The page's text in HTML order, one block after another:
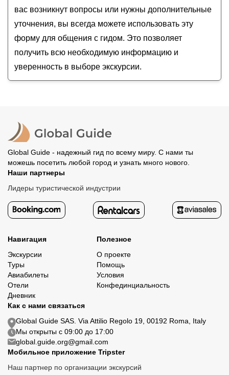
вас возникнут вопросы или нужны дополнительные
уточнения, вы всегда можете использовать эту
форму для общения с гидом. Это позволяет
получить всю необходимую информацию и
уверенность в выборе экскурсии.
Global Guide - надежный гид по всему миру. С нами ты
можешь посетить любой город и узнать много нового.
Наши партнеры
Лидеры туристической индустрии
Навигация
Экскурсии
Туры
Авиабилеты
Отели
Дневник
Полезное
О проекте
Помощь
Условия
Конфединциальность
Как с нами связаться
Global Guide SAS. Via Attilio Regolo 19, 00192 Roma, Italy
Мы открыты с 09:00 до 17:00
global.guide.org@gmail.com
Мобильное приложение Tripster
Наш партнер по организации экскурсий